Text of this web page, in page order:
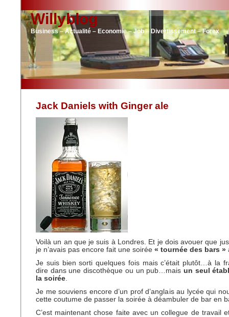
Willyblog
Business – Actualité – Economie – Job – Divertissement – Forex
Jack Daniels with Ginger ale
Voilà un an que je suis à Londres. Et je dois avouer que
je n’avais pas encore fait une soirée « tournée des bars »
Je suis bien sorti quelques fois mais c’était plutôt…à la
dire dans une discothèque ou un pub…mais un seul
la soirée.
Je me souviens encore d’un prof d’anglais au lycée qui
cette coutume de passer la soirée à déambuler de bar en
C’est maintenant chose faite avec un collegue de travail